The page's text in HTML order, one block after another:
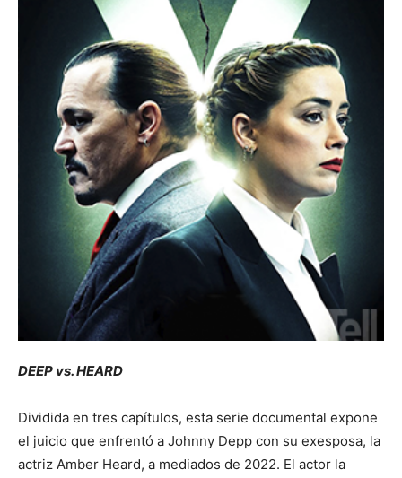
DEEP vs. HEARD
Dividida en tres capítulos, esta serie documental expone
el juicio que enfrentó a Johnny Depp con su exesposa, la
actriz Amber Heard, a mediados de 2022. El actor la